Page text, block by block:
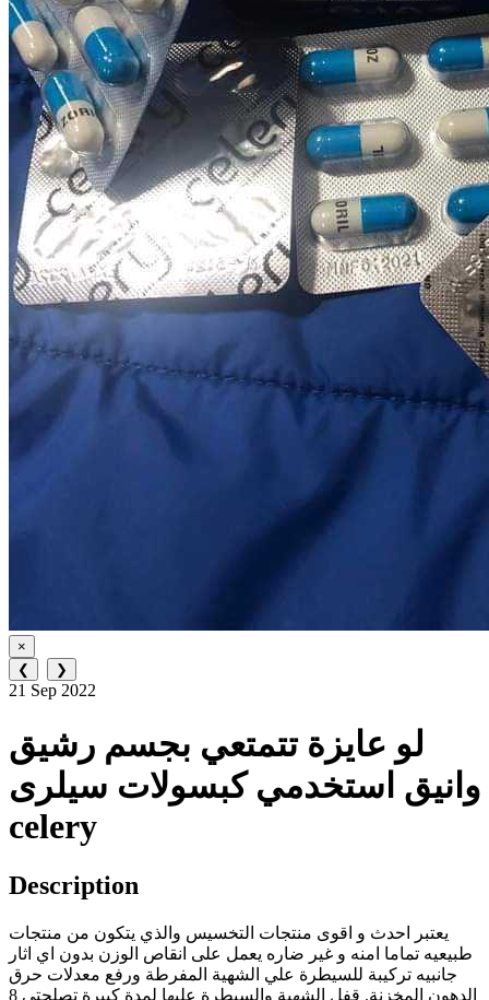
×
❮
❯
21 Sep 2022
لو عايزة تتمتعي بجسم رشيق
وانيق استخدمي كبسولات سيلرى
celery
Description
يعتبر احدث و اقوى منتجات التخسيس والذي يتكون من منتجات
طبيعيه تماما امنه و غير ضاره يعمل على انقاص الوزن بدون اي اثار
جانبيه تركيبة للسيطرة علي الشهية المفرطة ورفع معدلات حرق
الدهون المخزنة. قفل الشهية والسيطرة عليها لمدة كبيرة تصلحتى 8